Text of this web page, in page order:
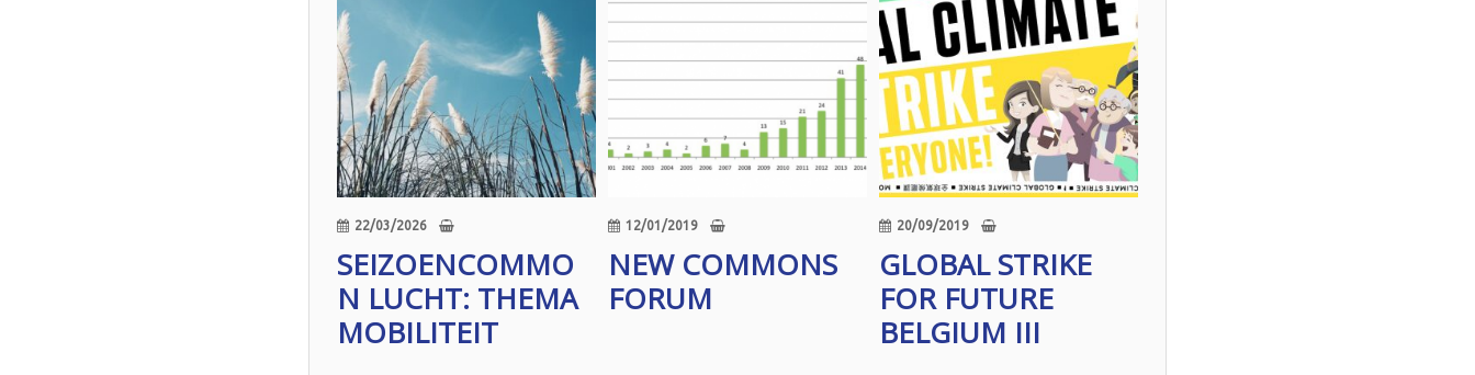
22/03/2026
SEIZOENCOMMO
N LUCHT: THEMA
MOBILITEIT
12/01/2019
NEW COMMONS
FORUM
20/09/2019
GLOBAL STRIKE
FOR FUTURE
BELGIUM III